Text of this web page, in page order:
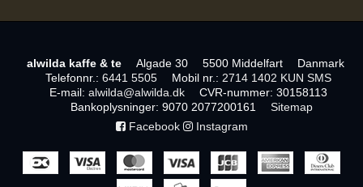
alwilda kaffe & te Algade 30 5500 Middelfart
Danmark
Telefonnr. : 6441 5505 Mobil nr. : 2714 1402 KUN SMS
E-mail: alwilda@alwilda.dk CVR-nummer: 30158113
Bankoplysninger: 9070 2077200161
Sitemap
Facebook
Instagram